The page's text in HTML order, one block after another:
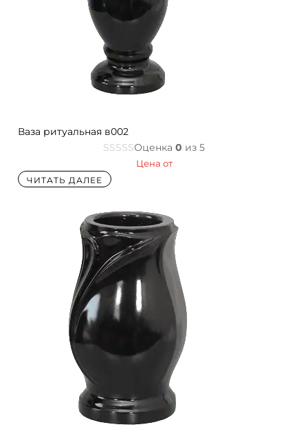
Ваза ритуальная в002
Оценка 0 из 5
Цена от
ЧИТАТЬ ДАЛЕЕ